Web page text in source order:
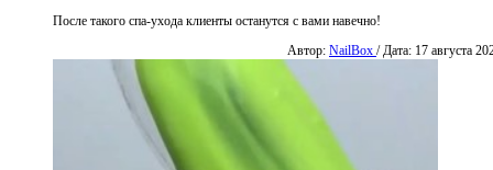
После такого спа-ухода клиенты останутся с вами навечно!
Автор: NailBox / Дата: 17 августа